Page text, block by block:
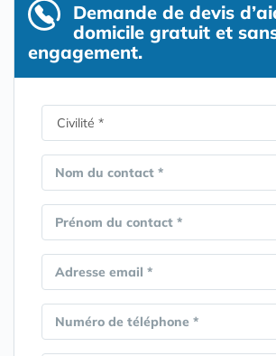
Demande de devis
domicile gratuit et
engagement.
Nom du contact *
Prénom du contact *
Adresse email *
Numéro de téléphone *